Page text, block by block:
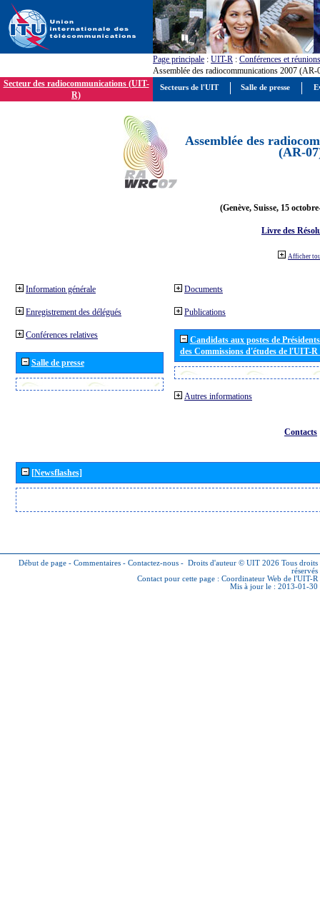
Page principale : UIT-R : Conférences et réunions
Assemblée des radiocommunications 2007 (AR-
Secteur des radiocommunications (UIT-
R)
Assemblée des
(AR-
(Genève, Suisse, 15
Livre des
Afficher
Information générale
Enregistrement des délégués
Conférences relatives
Salle de presse
Documents
Publications
Candidats aux postes de
des Commissions d'études de l'UIT-
Autres informations
Contacts
[Newsflashes]
Début de page - Commentaires - Contactez-nous - Droits d'auteur © UIT 2026 Tous droits
réservés
Contact pour cette page : Coordinateur Web de l'UIT-R
Mis à jour le : 2013-01-30
Secteurs de l'UIT Salle de presse